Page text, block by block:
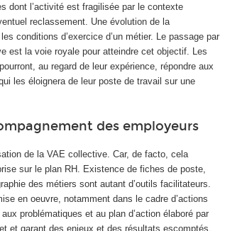
dont l’activité est fragilisée par le contexte
reclassement. Une évolution de la
conditions d’exercice d’un métier. Le passage par
est la voie royale pour atteindre cet objectif. Les
au regard de leur expérience, répondre aux
les éloignera de leur poste de travail sur une
des employeurs
de la VAE collective. Car, de facto, cela
sur le plan RH. Existence de fiches de poste,
des métiers sont autant d’outils facilitateurs.
en oeuvre, notamment dans le cadre d’actions
problématiques et au plan d’action élaboré par
et garant des enjeux et des résultats escomptés.